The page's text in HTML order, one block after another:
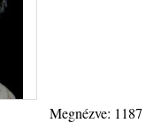
Megnézve: